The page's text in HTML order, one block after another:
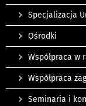
Specjalizacja
Ośrodki
Współpraca w
Współpraca
Seminaria i